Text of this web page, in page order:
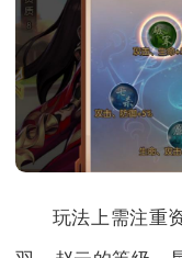
玩法上需注重